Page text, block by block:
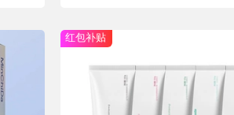
红包补贴